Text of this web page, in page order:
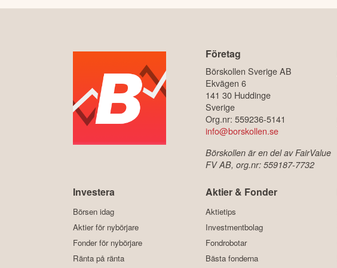
Företag
Börskollen Sverige AB
Ekvägen 6
141 30 Huddinge
Sverige
Org.nr: 559236-5141
info@borskollen.se
Börskollen är en del av FairValue
FV AB, org.nr: 559187-7732
Investera
Börsen idag
Aktier för nybörjare
Fonder för nybörjare
Ränta på ränta
Aktier & Fonder
Aktietips
Investmentbolag
Fondrobotar
Bästa fonderna